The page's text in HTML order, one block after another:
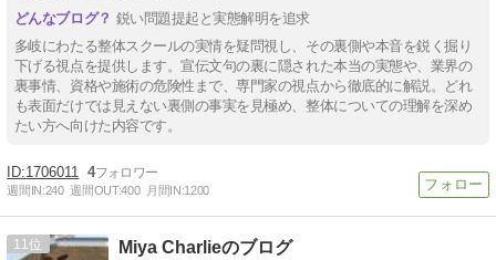
鋭い問題提起と実態解明を追求
多岐にわたる整体スクールの実情を疑問視し、その裏側や本音を鋭く掘り
下げる視点を提供します。宣伝文句の裏に隠された本当の実態や、業界の
裏事情、資格や施術の危険性まで、専門家の視点から徹底的に解説。どれ
も表面だけでは見えない裏側の事実を見極め、整体についての理解を深め
たい方へ向けた内容です。
1706011 4
週間IN:240 週間OUT:400 月間IN:1200
11 Miya Charlieのブログ